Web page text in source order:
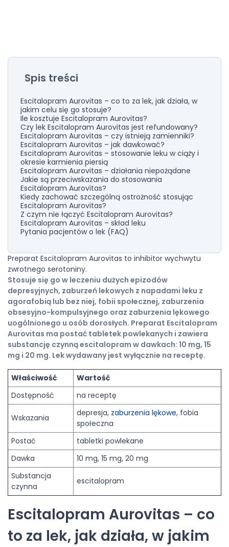
Preparat Escitalopram Aurovitas to inhibitor wychwytu
zwrotnego serotoniny.
Stosuje się go w leczeniu dużych epizodów
depresyjnych, zaburzeń lekowych z napadami leku z
agorafobią lub bez niej, fobii społecznej, zaburzenia
obsesyjno-kompulsyjnego oraz zaburzenia lękowego
uogólnionego u osób dorosłych. Preparat Escitalopram
Aurovitas ma postać tabletek powlekanych i zawiera
substancję czynną escitalopram w dawkach: 10 mg, 15
mg i 20 mg. Lek wydawany jest wyłącznie na receptę.
Właściwość
Wartość
Dostępność
na receptę
Wskazania depresja, zaburzenia lękowe, fobia
społeczna
Postać
tabletki powlekane
Dawka
10 mg, 15 mg, 20 mg
Substancja
czynna
escitalopram
Escitalopram Aurovitas – co
to za lek, jak działa, w jakim
Spis treści
Escitalopram Aurovitas – co to za lek, jak działa, w
jakim celu się go stosuje?
Ile kosztuje Escitalopram Aurovitas?
Czy lek Escitalopram Aurovitas jest refundowany?
Escitalopram Aurovitas – czy istnieją zamienniki?
Escitalopram Aurovitas – jak dawkować?
Escitalopram Aurovitas – stosowanie leku w ciąży i
okresie karmienia piersią
Escitalopram Aurovitas – działania niepożądane
Jakie są przeciwskazania do stosowania
Escitalopram Aurovitas?
Kiedy zachować szczególną ostrożność stosując
Escitalopram Aurovitas?
Z czym nie łączyć Escitalopram Aurovitas?
Escitalopram Aurovitas – skład leku
Pytania pacjentów o lek (FAQ)